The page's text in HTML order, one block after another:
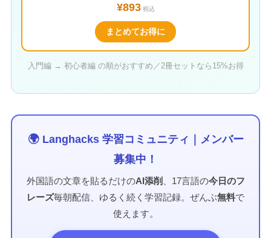
¥893税込
まとめてお得に
入門編 → 初心者編 の順がおすすめ／2冊セットなら15%お得
🌍 Langhacks 学習コミュニティ｜メンバー
募集中！
外国語の文章を貼るだけのAI添削 、17言語の今日のフ
レーズ毎朝配信、ゆるく続く学習記録。ぜんぶ無料で
使えます。